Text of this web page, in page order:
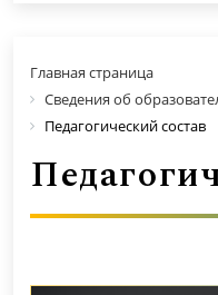
Главная страница
Сведения об
Педагогический состав